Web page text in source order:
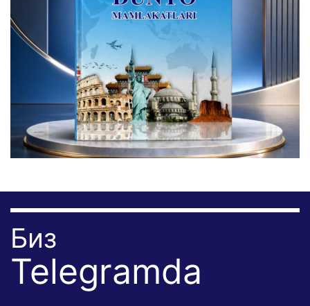
Биз
Telegramda